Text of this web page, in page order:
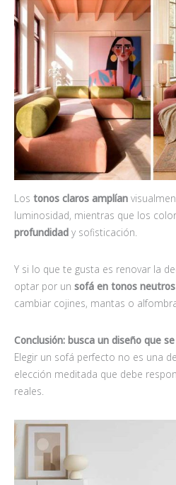
Los tonos claros amplían
luminosidad, mientras que los
profundidad y sofisticación.
Y si lo que te gusta es renovar la
optar por un sofá en tonos neutros
cambiar cojines, mantas o
Conclusión: busca un diseño que
Elegir un sofá perfecto no es una
elección meditada que debe
reales.